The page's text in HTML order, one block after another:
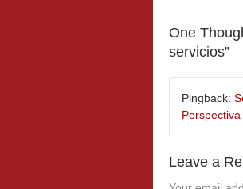
One
servicios”
Pingback:
Perspectiva
Leave a